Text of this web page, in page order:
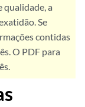
qualidade, a
Se
contidas
O PDF para